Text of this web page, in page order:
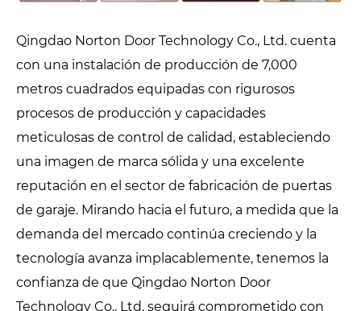
Qingdao Norton Door Technology Co., Ltd. cuenta
con una instalación de producción de 7,000
metros cuadrados equipadas con rigurosos
procesos de producción y capacidades
meticulosas de control de calidad, estableciendo
una imagen de marca sólida y una excelente
reputación en el sector de fabricación de puertas
de garaje. Mirando hacia el futuro, a medida que la
demanda del mercado continúa creciendo y la
tecnología avanza implacablemente, tenemos la
confianza de que Qingdao Norton Door
Technology Co., Ltd. seguirá comprometido con